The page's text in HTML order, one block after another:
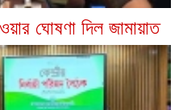
ঘোষণা দিল জামায়াত